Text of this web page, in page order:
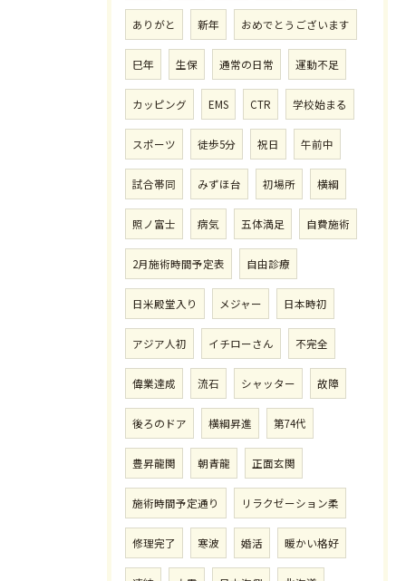
ありがと 新年 おめでとうございます
巳年 生保 通常の日常 運動不足
カッピング EMS CTR 学校始まる
スポーツ 徒歩5分 祝日 午前中
試合帯同 みずほ台 初場所 横綱
照ノ富士 病気 五体満足 自費施術
2月施術時間予定表 自由診療
日米殿堂入り メジャー 日本時初
アジア人初 イチローさん 不完全
偉業達成 流石 シャッター 故障
後ろのドア 横綱昇進 第74代
豊昇龍関 朝青龍 正面玄関
施術時間予定通り リラクゼーション柔
修理完了 寒波 婚活 暖かい格好